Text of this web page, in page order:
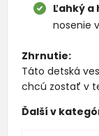
Ľahký a
nosenie
Zhrnutie:
Táto detská
chcú zostať v
Ďalší v